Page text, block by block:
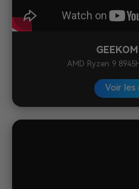
AMD Ryzen 9
Voir les